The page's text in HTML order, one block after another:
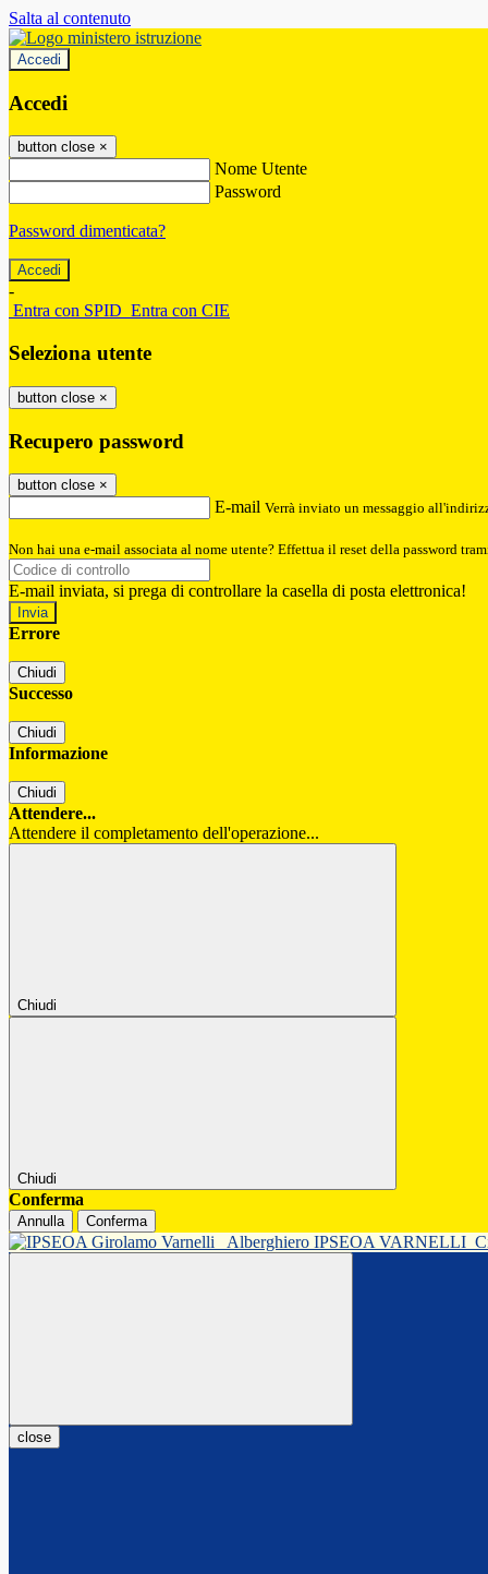
Salta al contenuto
Accedi
Accedi
button close ×
Nome Utente
Password
Password dimenticata?
-
Entra con SPID Entra con CIE
Seleziona utente
button close ×
Recupero password
button close ×
E-mail Verrà inviato un messaggio
Non hai una e-mail associata al nome utente? Effettua il reset della password
E-mail inviata, si prega di controllare la casella di posta elettronica!
Errore
Chiudi
Successo
Chiudi
Informazione
Chiudi
Attendere...
Attendere il completamento dell'operazione...
Chiudi
Chiudi
Conferma
Annulla Conferma
Alberghiero IPSEOA VARNELLI
close